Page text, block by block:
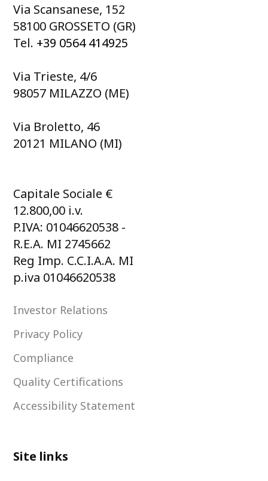
Via Scansanese, 152
58100 GROSSETO (GR)
Tel. +39 0564 414925
Via Trieste, 4/6
98057 MILAZZO (ME)
Via Broletto, 46
20121 MILANO (MI)
Capitale Sociale €
12.800,00 i.v.
P.IVA: 01046620538 -
R.E.A. MI 2745662
Reg Imp. C.C.I.A.A. MI
p.iva 01046620538
Investor Relations
Privacy Policy
Compliance
Quality Certifications
Accessibility Statement
Site links